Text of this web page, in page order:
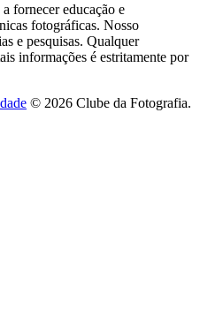
fornecer educação e
fotográficas. Nosso
e pesquisas. Qualquer
informações é estritamente por
© 2026 Clube da Fotografia.